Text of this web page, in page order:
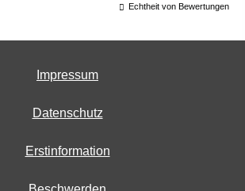
Echtheit von Bewertungen
Impressum
Datenschutz
Erstinformation